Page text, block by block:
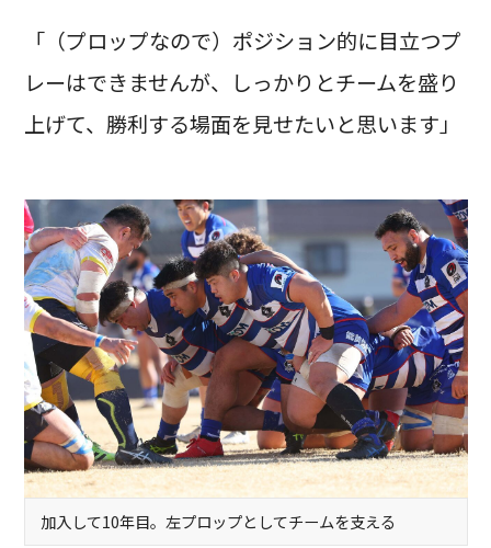
「（プロップなので）ポジション的に目立つプ
レーはできませんが、しっかりとチームを盛り
上げて、勝利する場面を見せたいと思います」
加入して10年目。左プロップとしてチームを支える